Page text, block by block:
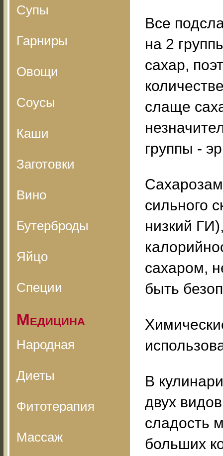
Супы
Гарниры
Овощи
Соусы
Каши
Заготовки
Вино
Бутерброды
Яйцо
Специи
Медицина
Народная
Диеты
Фитотерапия
Массаж
Все
на 2
сахар,
слаще
группы -
сильного
низкий
сахаром,
быть
В
двух
сладость
больших